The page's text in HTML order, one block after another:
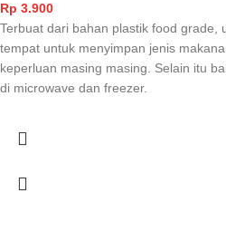
Rp 3.900
Terbuat dari bahan plastik food grade,
tempat untuk menyimpan jenis
keperluan masing masing. Selain itu
di microwave dan freezer.